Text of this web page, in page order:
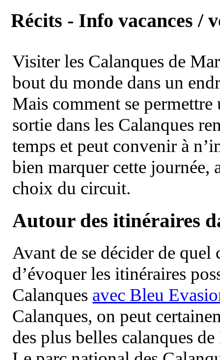
Récits - Info vacances /
Visiter les Calanques de
bout du monde dans un
Mais comment se permettre
sortie dans les Calanques
temps et peut convenir à
bien marquer cette journée,
choix du circuit.
Autour des itinéraires
Avant de se décider de
d’évoquer les itinéraires
Calanques avec Bleu
Calanques, on peut
des plus belles calanques